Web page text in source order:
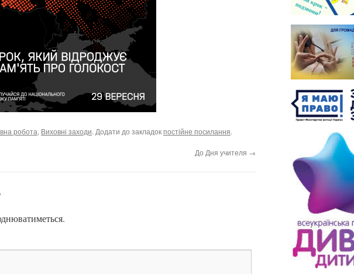
робота, Виховні заходи. Додати до закладокпостійне посилання.
До Дня учителя →